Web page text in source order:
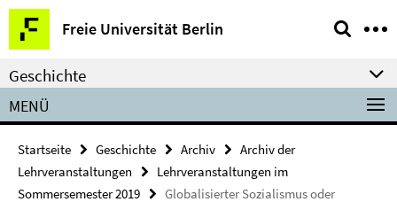
Springe
direkt
zu
Inhalt
Freie Universität Berlin
Service-
Navigation
Geschichte
MENÜ
Startseite Geschichte Archiv
Archiv der
Lehrveranstaltungen
Lehrveranstaltungen im
Sommersemester 2019
Globalisierter Sozialismus oder